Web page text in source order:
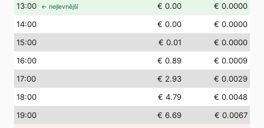
13:00 ← nejlevnější € 0.00
€ 0.0000
14:00 € 0.00
€ 0.0000
15:00 € 0.01
€ 0.0000
16:00 € 0.89
€ 0.0009
17:00 € 2.93
€ 0.0029
18:00 € 4.79
€ 0.0048
19:00 € 6.69
€ 0.0067